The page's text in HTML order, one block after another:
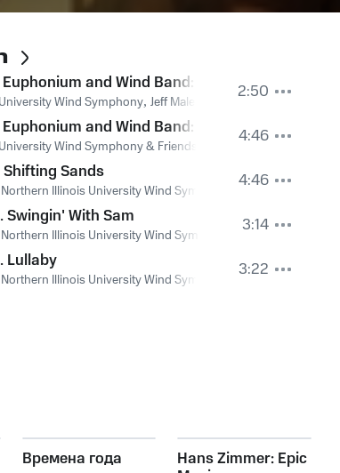
and Wind Band: 3. Deep River
Wind Symphony, Jeff Malecki
2:50
and Wind Band: 4. Deep River Finale
Wind Symphony & Friends
4:46
Shifting Sands
Northern Illinois University Wind Symphony
4:46
Swingin' With Sam
Northern Illinois University Wind Symphony
3:14
Lullaby
Northern Illinois University Wind Symphony 3:22
Времена года
Hans Zimmer: Epic